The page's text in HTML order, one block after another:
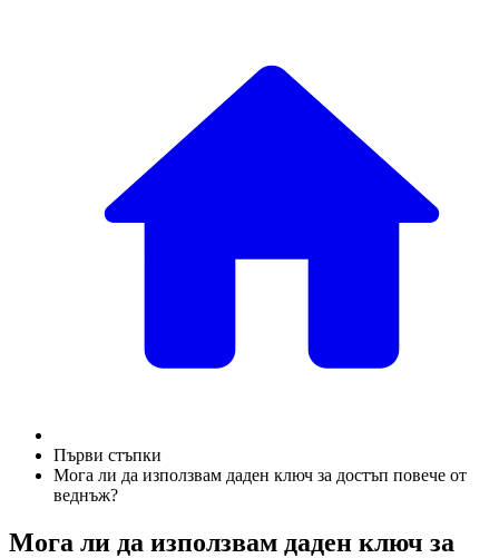
Първи стъпки
Мога ли да използвам даден ключ за достъп повече от
веднъж?
Мога ли да използвам даден ключ за